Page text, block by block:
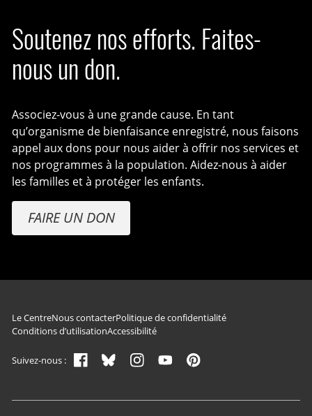
Soutenez nos efforts. Faites-
nous un don.
Associez-vous à une grande cause. En tant
qu’organisme de bienfaisance enregistré, nous faisons
appel aux dons pour nous aider à offrir nos services et
nos programmes à la population. Aidez-nous à aider
les familles et à protéger les enfants.
FAIRE UN DON
Navigation du pied de page
Le CentreNous contacterPolitique de confidentialité
Conditions d’utilisationAccessibilité
Suivez-nous :